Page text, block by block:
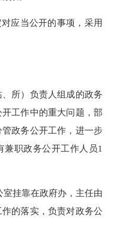
应当公开的事项，采用
所）负责人组成的政务
工作中的重大问题，部
政务公开工作，进一步
兼职政务公开工作人员1
挂靠在政府办，主任由
的落实，负责对政务公